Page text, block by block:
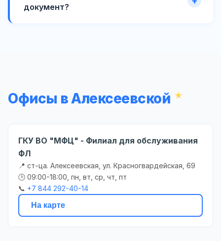
документ?
Офисы в Алексеевской
ГКУ ВО "МФЦ" - Филиал для обслуживания
ФЛ
📍 ст-ца. Алексеевская, ул. Красногвардейская, 69
🕒 09:00-18:00, пн, вт, ср, чт, пт
📞 +7 844 292-40-14
На карте